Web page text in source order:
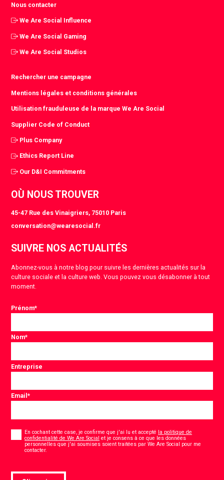
Nous contacter
We Are Social Influence
We Are Social Gaming
We Are Social Studios
Rechercher une campagne
Mentions légales et conditions générales
Utilisation frauduleuse de la marque We Are Social
Supplier Code of Conduct
Plus Company
Ethics Report Line
Our D&I Commitments
OÙ NOUS TROUVER
45-47 Rue des Vinaigriers, 75010 Paris
conversation@wearesocial.fr
SUIVRE NOS ACTUALITÉS
Abonnez-vous à notre blog pour suivre les dernières actualités sur la
culture sociale et la culture web. Vous pouvez vous désabonner à tout
moment.
Prénom*
Nom*
Entreprise
Email*
Consentement
En cochant cette case, je confirme que j'ai lu et accepté la politique de
confidentialité de We Are Social et je consens à ce que les données
personnelles que j'ai soumises soient traitées par We Are Social pour me
contacter.